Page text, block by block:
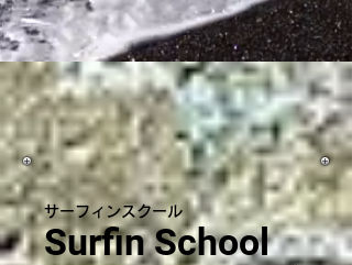
サーフィンスクール
Surfin School